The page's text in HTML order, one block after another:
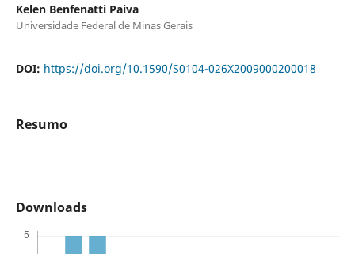
Kelen Benfenatti Paiva
Universidade Federal de Minas Gerais
DOI: https://doi.org/10.1590/S0104-026X2009000200018
Resumo
Downloads